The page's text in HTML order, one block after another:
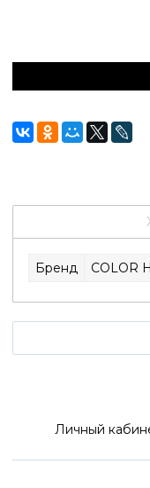
Бренд COLOR
Личный